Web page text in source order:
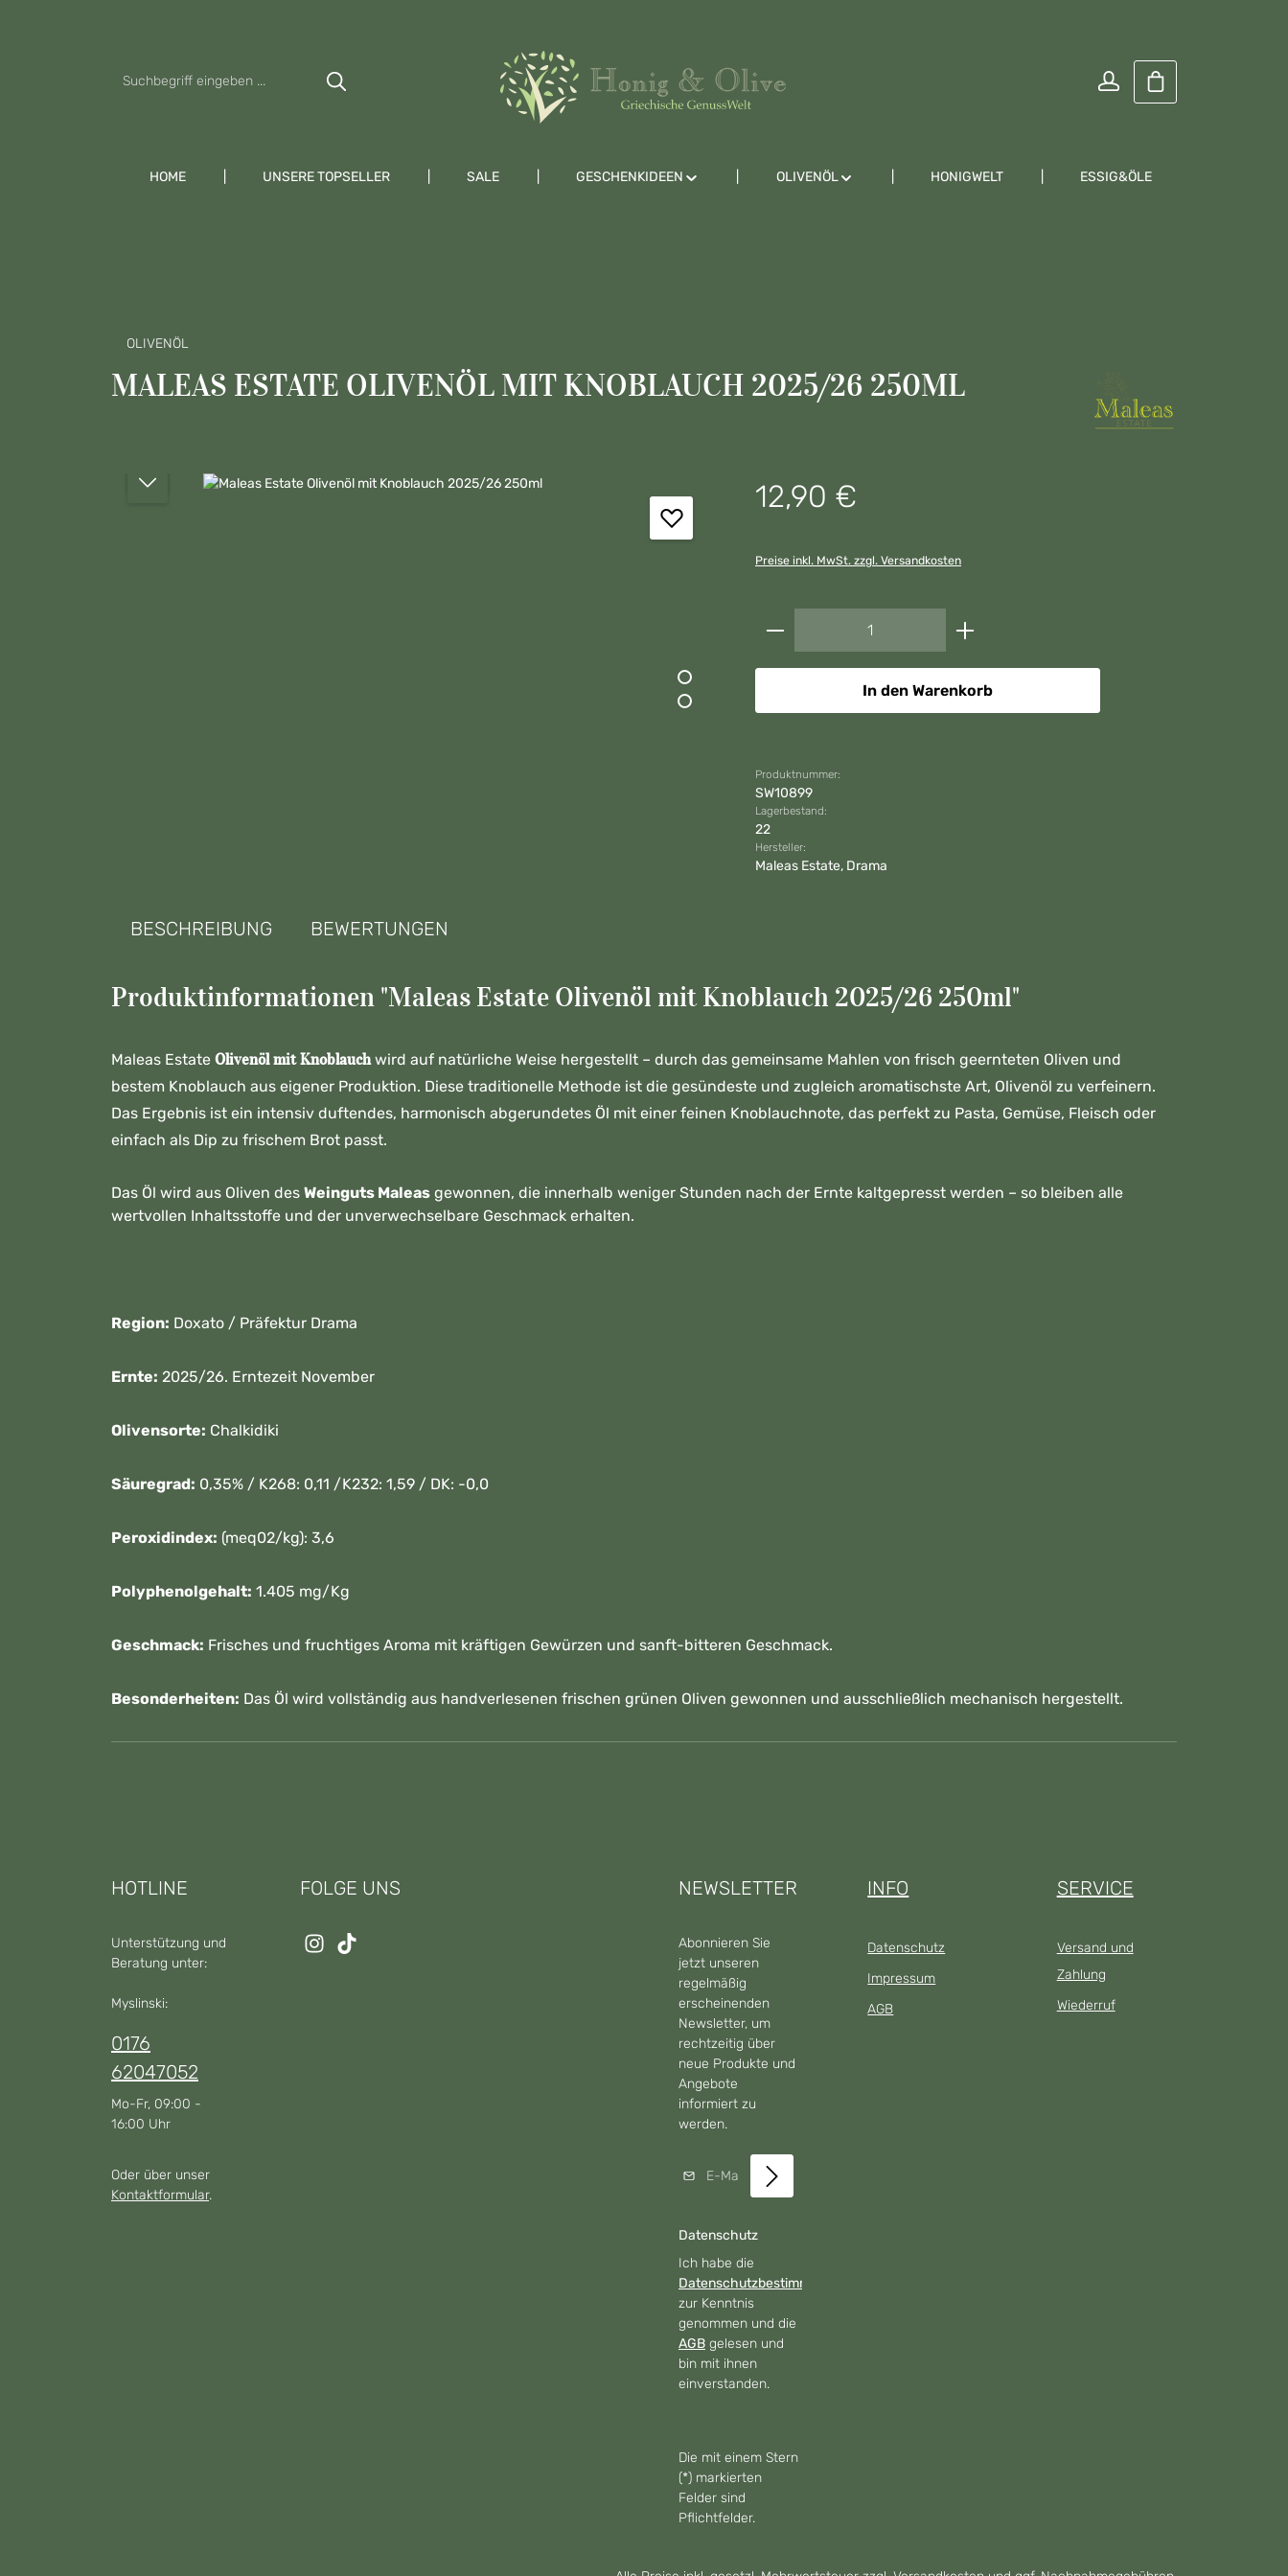
Warenkorb
HOME UNSERE TOPSELLER SALE GESCHENKIDEEN OLIVENÖL HONIGWELT ESSIG&ÖLE
OLIVENÖL
MALEAS ESTATE OLIVENÖL MIT KNOBLAUCH 2025/26 250ML
Bildergalerie überspringen Regulärer Preis:
12,90 €
Preise inkl. MwSt. zzgl. Versandkosten
Produkt Anzahl: Gib den gewünschten Wert ein
In den Warenkorb
Produktnummer:
SW10899
Lagerbestand:
22
Hersteller:
Maleas Estate, Drama
BESCHREIBUNG BEWERTUNGEN
Produktinformationen "Maleas Estate Olivenöl mit Knoblauch 2025/26 250ml"
Maleas Estate Olivenöl mit Knoblauchwird auf natürliche Weise hergestellt – durch das gemeinsame Mahlen von frisch geernteten Oliven und
bestem Knoblauch aus eigener Produktion. Diese traditionelle Methode ist die gesündeste und zugleich aromatischste Art, Olivenöl zu verfeinern.
Das Ergebnis ist ein intensiv duftendes, harmonisch abgerundetes Öl mit einer feinen Knoblauchnote, das perfekt zu Pasta, Gemüse, Fleisch oder
einfach als Dip zu frischem Brot passt.
Das Öl wird aus Oliven des Weinguts Maleas gewonnen, die innerhalb weniger Stunden nach der Ernte kaltgepresst werden – so bleiben alle
wertvollen Inhaltsstoffe und der unverwechselbare Geschmack erhalten.
Region: Doxato / Präfektur Drama
Ernte: 2025/26. Erntezeit November
Olivensorte: Chalkidiki
Säuregrad: 0,35% / K268: 0,11 /K232: 1,59 / DK: -0,0
Peroxidindex: (meq02/kg): 3,6
Polyphenolgehalt: 1.405 mg/Kg
Geschmack: Frisches und fruchtiges Aroma mit kräftigen Gewürzen und sanft-bitteren Geschmack.
Besonderheiten: Das Öl wird vollständig aus handverlesenen frischen grünen Oliven gewonnen und ausschließlich mechanisch hergestellt.
HOTLINE
Unterstützung und
Beratung unter:
Myslinski:
0176
62047052
Mo-Fr, 09:00 -
16:00 Uhr
Oder über unser
Kontaktformular.
FOLGE UNS NEWSLETTER
Abonnieren Sie
jetzt unseren
regelmäßig
erscheinenden
Newsletter, um
rechtzeitig über
neue Produkte und
Angebote
informiert zu
werden.
E-Mail-Adresse*
Datenschutz
Ich habe die
Datenschutzbestimmungen
zur Kenntnis
genommen und die
AGBgelesen und
bin mit ihnen
einverstanden.
Die mit einem Stern
(*) markierten
Felder sind
Pflichtfelder.
INFO
Datenschutz
Impressum
AGB
SERVICE
Versand und
Zahlung
Wiederruf